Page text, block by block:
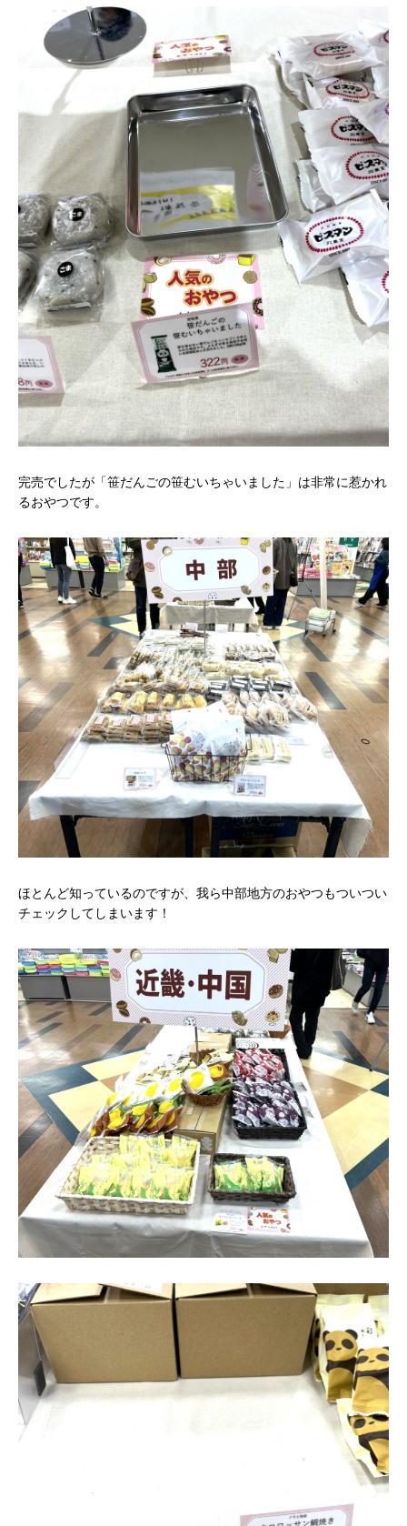
完売でしたが「笹だんごの笹むいちゃいました」は非常に惹かれ
るおやつです。
ほとんど知っているのですが、我ら中部地方のおやつもついつい
チェックしてしまいます！